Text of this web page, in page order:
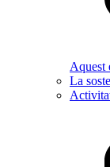
Aquest
La